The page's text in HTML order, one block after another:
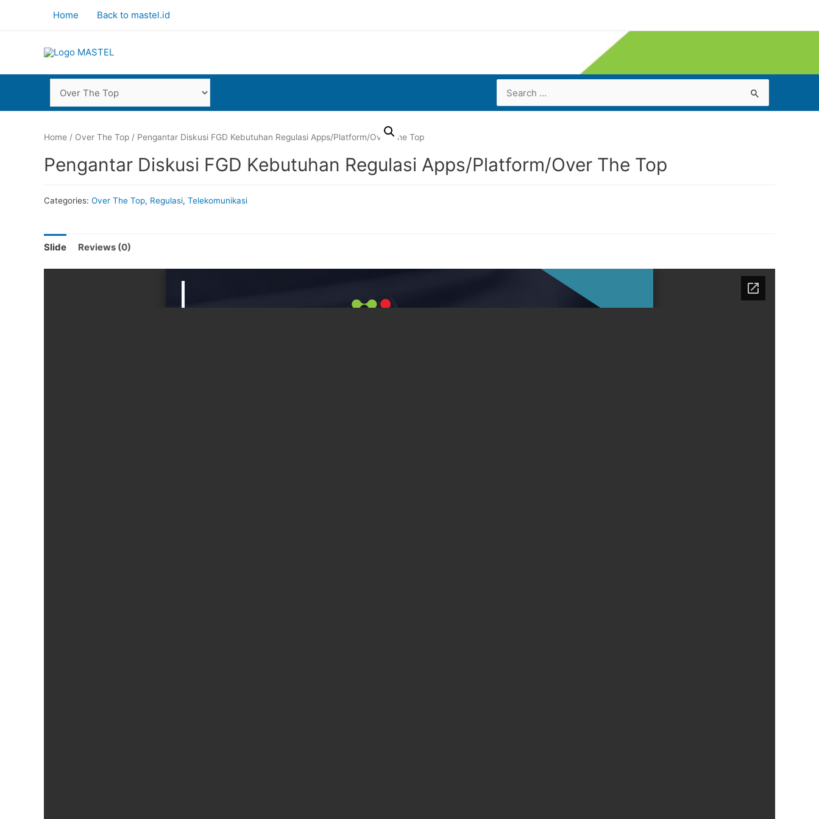
Home Back to mastel.id
Search
for:
Home / Over The Top / Pengantar Diskusi FGD Kebutuhan Regulasi Apps/Platform/Over The Top
Pengantar Diskusi FGD Kebutuhan Regulasi Apps/Platform/Over The Top
Categories: Over The Top, Regulasi, Telekomunikasi
Slide Reviews (0)